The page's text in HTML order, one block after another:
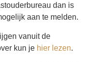
dan is
aan te melden.
vanuit de
kun je hier lezen.